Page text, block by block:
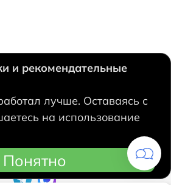
Новосибирск,
Есенина, 67
и рекомендательные
лучше. Оставаясь с
на использование
Понятно